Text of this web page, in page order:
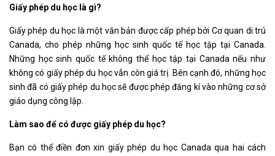
Giấy phép du học là gì?
Giấy phép du học là một văn bản được cấp phép bởi Cơ quan di trú
Canada, cho phép những học sinh quốc tế học tập tại Canada.
Những học sinh quốc tế không thể học tập tại Canada nếu như
không có giấy phép du học vẫn còn giá trị. Bên cạnh đó, những học
sinh đã có giấy phép du học sẽ được phép đăng kí vào những cơ sở
giáo dụng công lập.
Làm sao để có được giấy phép du học?
Bạn có thể điền đơn xin giấy phép du học Canada qua hai cách